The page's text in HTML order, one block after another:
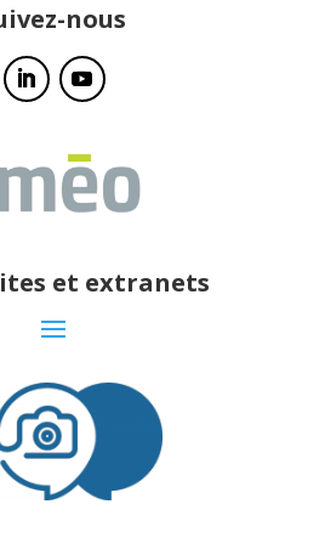
nous
et extranets